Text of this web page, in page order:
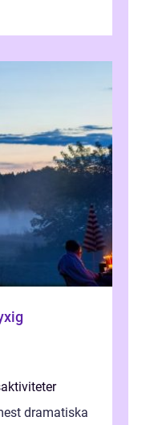
dramatiska